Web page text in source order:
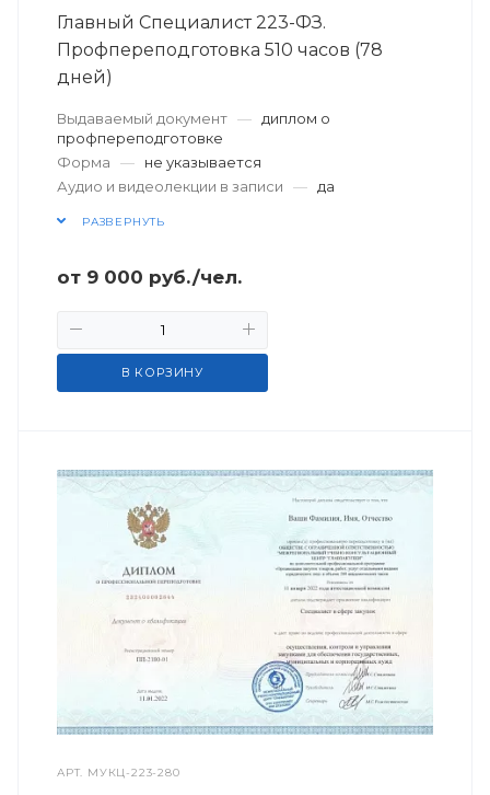
Главный Специалист 223-ФЗ.
Профпереподготовка 510 часов (78
дней)
Выдаваемый документ —
диплом о
профпереподготовке
Форма
—
не указывается
Аудио и видеолекции в записи
— да
РАЗВЕРНУТЬ
от 9 000 руб./чел.
В КОРЗИНУ
АРТ. МУКЦ-223-280